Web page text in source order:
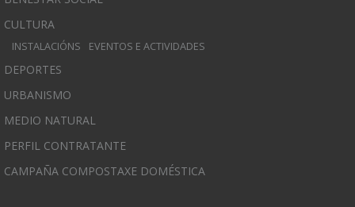
CULTURA
INSTALACIÓNS EVENTOS E ACTIVIDADES
DEPORTES
URBANISMO
MEDIO NATURAL
PERFIL CONTRATANTE
CAMPAÑA COMPOSTAXE DOMÉSTICA